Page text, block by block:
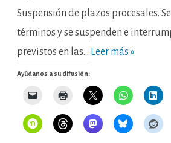
Suspensión de plazos procesales.
términos y se suspenden e
previstos en las… Leer más »
Ayúdanos a su difusión: